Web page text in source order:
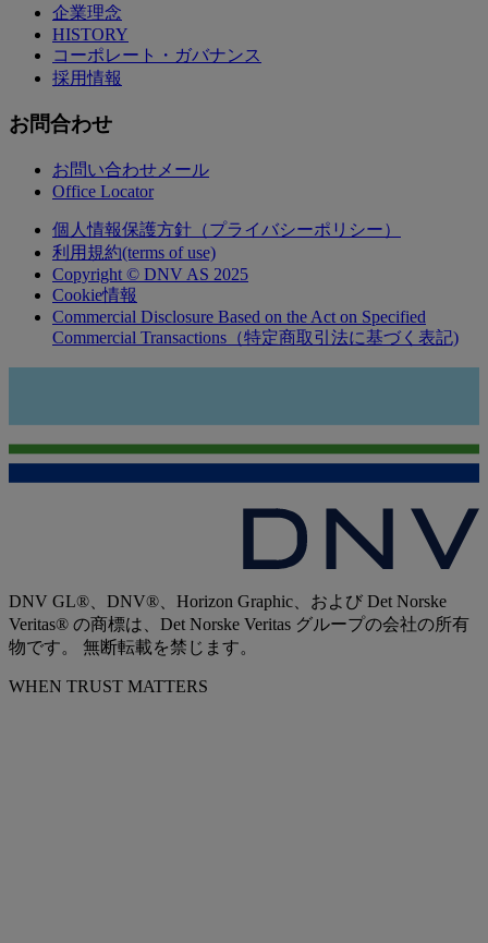
企業理念
HISTORY
コーポレート・ガバナンス
採用情報
お問合わせ
お問い合わせメール
Office Locator
個人情報保護方針（プライバシーポリシー）
利用規約(terms of use)
Copyright © DNV AS 2025
Cookie情報
Commercial Disclosure Based on the Act on Specified
Commercial Transactions（特定商取引法に基づく表記)
DNV GL®、DNV®、Horizon Graphic、および Det Norske
Veritas® の商標は、Det Norske Veritas グループの会社の所有
物です。 無断転載を禁じます。
WHEN TRUST MATTERS